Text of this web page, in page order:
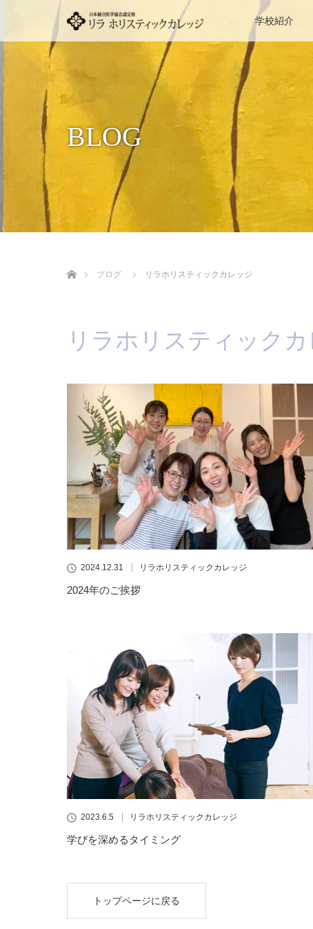
学校紹介
BLOG
ブログ
リラホリスティックカレッジ
リラホリスティック
2024.12.31 リラホリスティックカレッジ
2024年のご挨拶
2023.6.5 リラホリスティックカレッジ
学びを深めるタイミング
トップページに戻る